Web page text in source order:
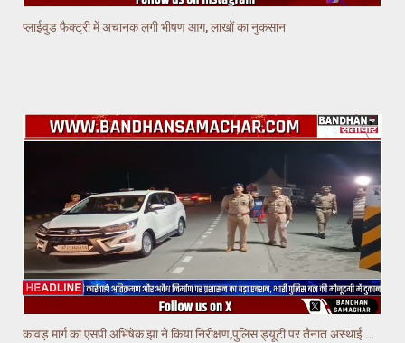
प्लाईवुड फैक्ट्री में अचानक लगी भीषण आग, लाखों का नुकसान
कांवड़ मार्ग का एसपी अभिषेक झा ने किया निरीक्षण,पुलिस ड्यूटी पर तैनात अस्थाई चौकियो का किया निरीक्षण